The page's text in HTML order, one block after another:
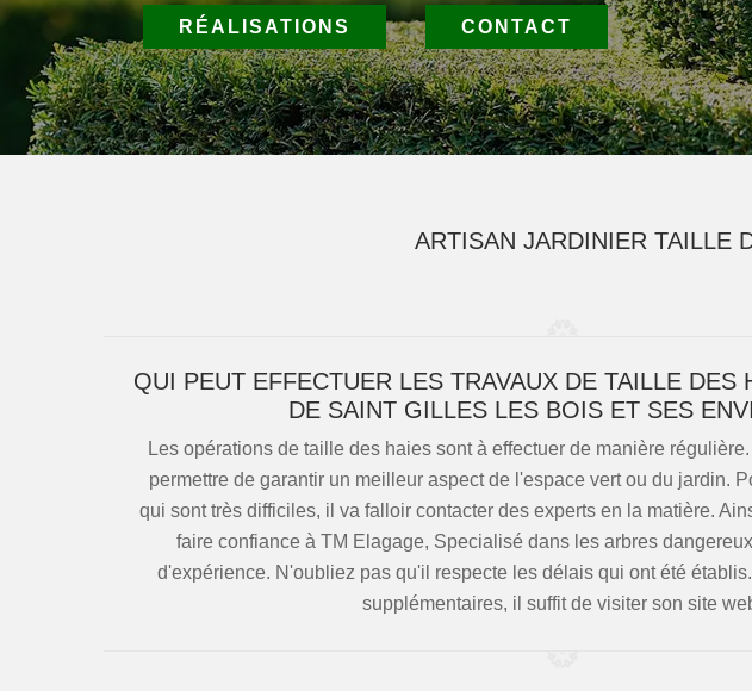
RÉALISATIONS CONTACT
ARTISAN JARDINIER TAILLE
QUI PEUT EFFECTUER LES TRAVAUX DE TAILLE DES
DE SAINT GILLES LES BOIS ET SES
Les opérations de taille des haies sont à effectuer de manière
permettre de garantir un meilleur aspect de l'espace vert ou du jardin.
qui sont très difficiles, il va falloir contacter des experts en la matière.
faire confiance à TM Elagage, Specialisé dans les arbres
d'expérience. N'oubliez pas qu'il respecte les délais qui ont été
supplémentaires, il suffit de visiter son site